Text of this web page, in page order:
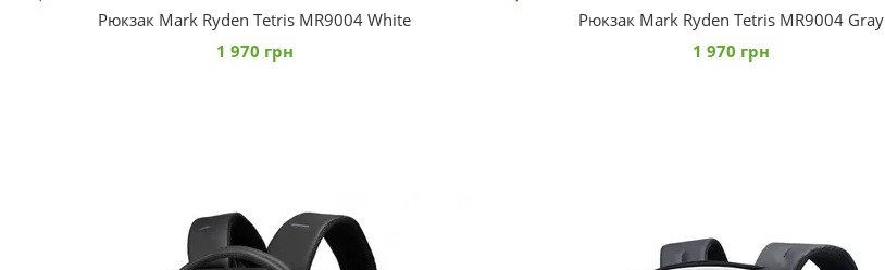
Рюкзак Mark Ryden Tetris MR9004 White
1 970 грн
Рюкзак Mark Ryden Tetris MR9004 Gray
1 970 грн